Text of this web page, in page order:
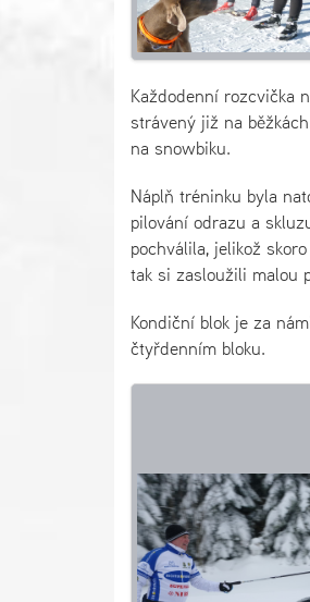
Každodenní rozcvička
strávený již na
na snowbiku.
Náplň tréninku byla
pilování odrazu a
pochválila, jelikož
tak si zasloužili malou
Kondiční blok je za
čtyřdenním bloku.